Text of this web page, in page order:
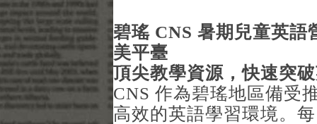
碧瑤 CNS 暑期兒童英語
美平臺
頂尖教學資源，快速突
CNS 作為碧瑤地區備受
高效的英語學習環境。